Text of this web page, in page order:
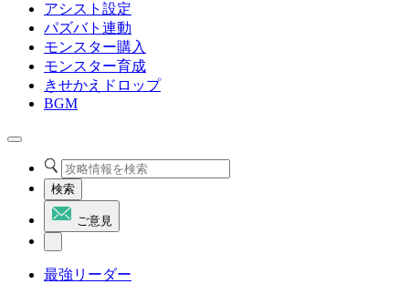
アシスト設定
パズバト連動
モンスター購入
モンスター育成
きせかえドロップ
BGM
検索
ご意見
最強リーダー